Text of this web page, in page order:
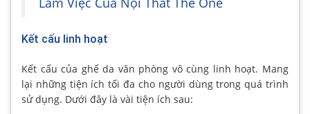
Kết cấu linh hoạt
Kết cấu của ghế da văn phòng vô cùng linh hoạt. Mang
lại những tiện ích tối đa cho người dùng trong quá trình
sử dụng. Dưới đây là vài tiện ích sau: